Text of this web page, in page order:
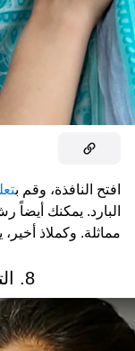
افتح النافذة، وقم ب
البارد. يمكنك أيضاً
مماثلة. وكملاذ
8. التنفس من خلال اللسان